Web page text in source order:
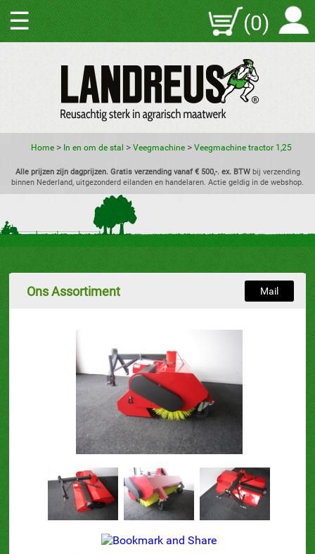
☰ (0)
Home> In en om de stal > Veegmachine> Veegmachine tractor 1,25
Alle prijzen zijn dagprijzen. Gratis verzending vanaf € 500,-. ex. BTWbij verzending
binnen Nederland, uitgezonderd eilanden en handelaren. Actie geldig in de webshop.
Ons Assortiment Mail